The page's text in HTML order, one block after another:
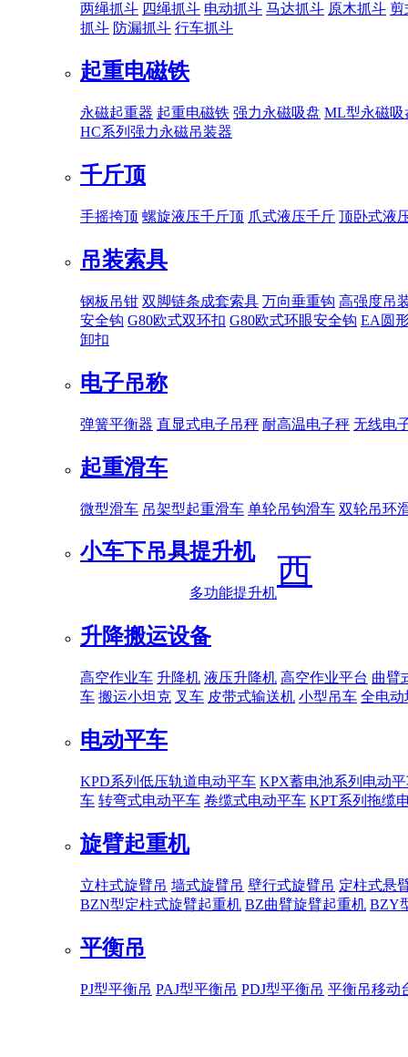
两绳抓斗 四绳抓斗 电动抓斗 马达抓斗 原木抓斗 剪
抓斗 防漏抓斗 行车抓斗
起重电磁铁
永磁起重器 起重电磁铁 强力永磁吸盘 ML型永磁吸
HC系列强力永磁吊装器
千斤顶
手摇挎顶 螺旋液压千斤顶 爪式液压千斤 顶卧式液
吊装索具
钢板吊钳 双脚链条成套索具 万向垂重钩 高强度吊
安全钩 G80欧式双环扣 G80欧式环眼安全钩 EA圆
卸扣
电子吊称
弹簧平衡器 直显式电子吊秤 耐高温电子秤 无线电
起重滑车
微型滑车 吊架型起重滑车 单轮吊钩滑车 双轮吊环
小车下吊具提升机
多功能提升机
升降搬运设备
高空作业车 升降机 液压升降机 高空作业平台 曲臂
车 搬运小坦克 叉车 皮带式输送机 小型吊车 全电动
电动平车
KPD系列低压轨道电动平车 KPX蓄电池系列电动
车 转弯式电动平车 卷缆式电动平车 KPT系列拖缆
旋臂起重机
立柱式旋臂吊 墙式旋臂吊 壁行式旋臂吊 定柱式悬
BZN型定柱式旋臂起重机 BZ曲臂旋臂起重机 BZY
平衡吊
PJ型平衡吊 PAJ型平衡吊 PDJ型平衡吊 平衡吊移动
西